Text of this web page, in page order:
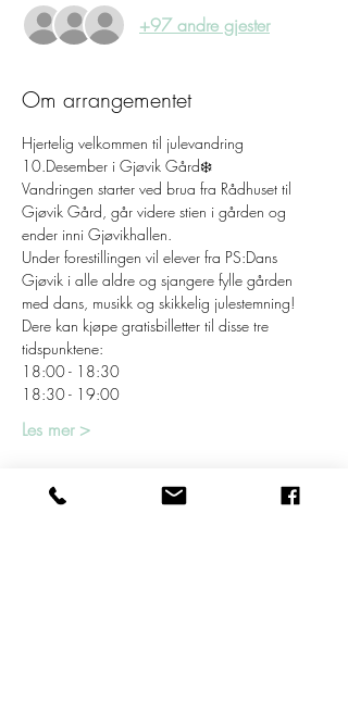
+97 andre gjester
Om arrangementet
Hjertelig velkommen til julevandring
10.Desember i Gjøvik Gård❄️
Vandringen starter ved brua fra Rådhuset til
Gjøvik Gård, går videre stien i gården og
ender inni Gjøvikhallen.
Under forestillingen vil elever fra PS:Dans
Gjøvik i alle aldre og sjangere fylle gården
med dans, musikk og skikkelig julestemning!
Dere kan kjøpe gratisbilletter til disse tre
tidspunktene:
18:00 - 18:30
18:30 - 19:00
Les mer >
Billetter